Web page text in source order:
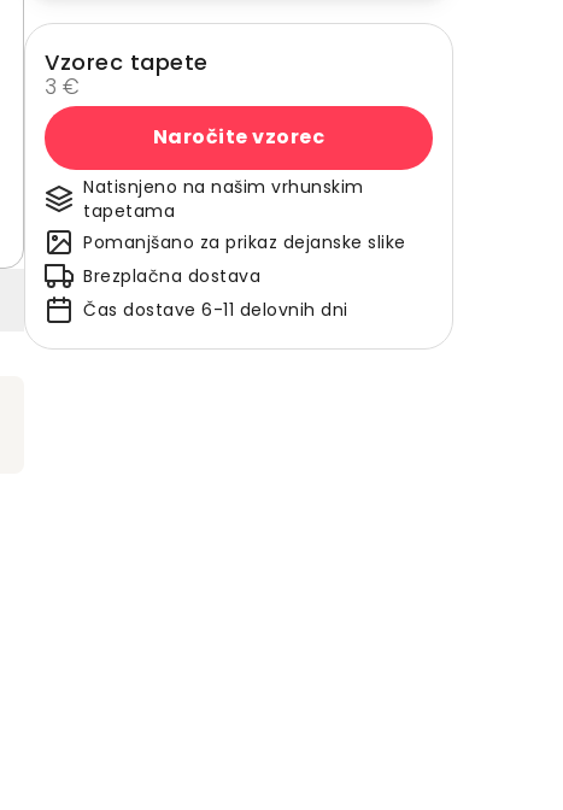
Vzorec tapete
3 €
Naročite vzorec
Natisnjeno na našim vrhunskim
tapetama
Pomanjšano za prikaz dejanske slike
Brezplačna dostava
Čas dostave 6-11 delovnih dni